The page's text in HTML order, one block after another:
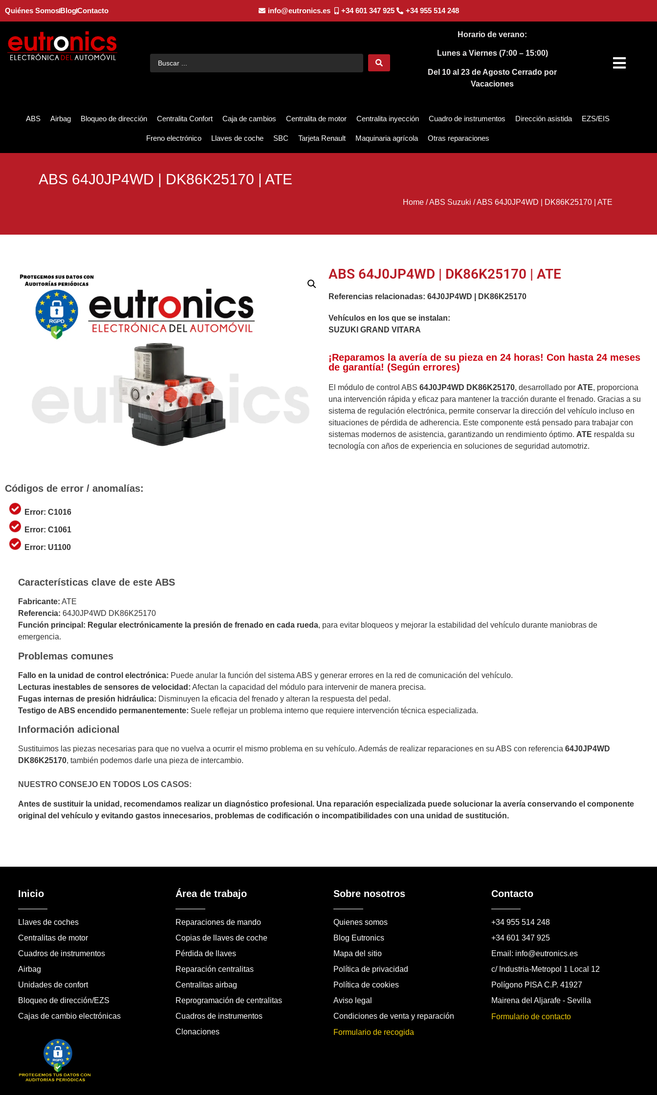
Quiénes SomosBlogContacto info@eutronics.es +34 601 347 925 +34 955 514 248
Horario de verano:
Lunes a Viernes (7:00 – 15:00)
Del 10 al 23 de AgostoCerrado por
Vacaciones
ABS Airbag Bloqueo de dirección Centralita Confort Caja de cambios Centralita de motor Centralita inyección Cuadro de instrumentos Dirección asistida EZS/EIS
Freno electrónico Llaves de coche SBC Tarjeta Renault Maquinaria agrícola Otras reparaciones
ABS 64J0JP4WD | DK86K25170 | ATE
Home/ABS Suzuki /ABS 64J0JP4WD | DK86K25170 | ATE
ABS 64J0JP4WD | DK86K25170 | ATE
Referencias relacionadas: 64J0JP4WD DK86K25170
Vehículos en los que se instalan:
SUZUKI GRAND VITARA
¡Reparamos la avería de su pieza en 24 horas! Con hasta 24 meses
de garantía! (Según errores)
El módulo de control ABS 64J0JP4WD DK86K25170, desarrollado por ATE, proporciona
una intervención rápida y eficaz para mantener la tracción durante el frenado. Gracias a su
sistema de regulación electrónica, permite conservar la dirección del vehículo incluso en
situaciones de pérdida de adherencia. Este componente está pensado para trabajar con
sistemas modernos de asistencia, garantizando un rendimiento óptimo. ATE respalda su
tecnología con años de experiencia en soluciones de seguridad automotriz.
Códigos de error / anomalías:
Error: C1016
Error: C1061
Error: U1100
Características clave de este ABS
Fabricante: ATE
Referencia: 64J0JP4WD DK86K25170
Función principal: Regular electrónicamente la presión de frenado en cada rueda, para evitar bloqueos y mejorar la estabilidad del vehículo durante maniobras de
emergencia.
Problemas comunes
Fallo en la unidad de control electrónica: Puede anular la función del sistema ABS y generar errores en la red de comunicación del vehículo.
Lecturas inestables de sensores de velocidad: Afectan la capacidad del módulo para intervenir de manera precisa.
Fugas internas de presión hidráulica: Disminuyen la eficacia del frenado y alteran la respuesta del pedal.
Testigo de ABS encendido permanentemente: Suele reflejar un problema interno que requiere intervención técnica especializada.
Información adicional
Sustituimos las piezas necesarias para que no vuelva a ocurrir el mismo problema en su vehículo. Además de realizar reparaciones en su ABS con referencia 64J0JP4WD
DK86K25170, también podemos darle una pieza de intercambio.
NUESTRO CONSEJO EN TODOS LOS CASOS:
Antes de sustituir la unidad, recomendamos realizar un diagnóstico profesional. Una reparación especializada puede solucionar la avería conservando el componente
original del vehículo y evitando gastos innecesarios, problemas de codificación o incompatibilidades con una unidad de sustitución.
Inicio
Llaves de coches
Centralitas de motor
Cuadros de instrumentos
Airbag
Unidades de confort
Bloqueo de dirección/EZS
Cajas de cambio electrónicas
Área de trabajo
Reparaciones de mando
Copias de llaves de coche
Pérdida de llaves
Reparación centralitas
Centralitas airbag
Reprogramación de centralitas
Cuadros de instrumentos
Clonaciones
Sobre nosotros
Quienes somos
Blog Eutronics
Mapa del sitio
Política de privacidad
Política de cookies
Aviso legal
Condiciones de venta y reparación
Formulario de recogida
Contacto
+34 955 514 248
+34 601 347 925
Email: info@eutronics.es
c/ Industria-Metropol 1 Local 12
Polígono PISA C.P. 41927
Mairena del Aljarafe - Sevilla
Formulario de contacto